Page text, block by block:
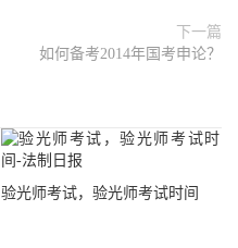
下一篇
如何备考2014年国考申论？
验光师考试，验光师考试时间